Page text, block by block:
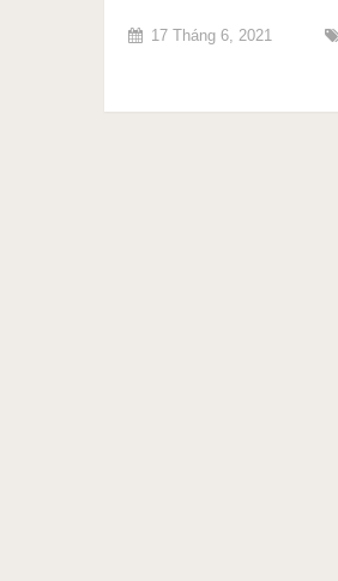
17 Tháng 6, 2021